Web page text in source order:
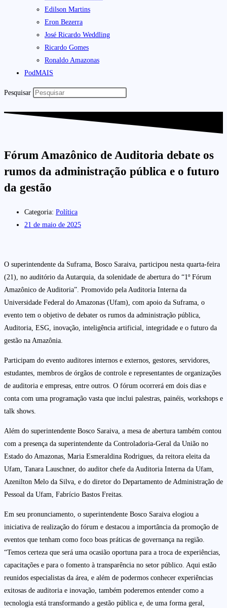
Edilson Martins
Eron Bezerra
José Ricardo Weddling
Ricardo Gomes
Ronaldo Amazonas
PodMAIS
Pesquisar
Fórum Amazônico de Auditoria debate os
rumos da administração pública e o futuro
da gestão
Categoria: Política
21 de maio de 2025
O superintendente da Suframa, Bosco Saraiva, participou nesta quarta-feira
(21), no auditório da Autarquia, da solenidade de abertura do “1º Fórum
Amazônico de Auditoria”. Promovido pela Auditoria Interna da
Universidade Federal do Amazonas (Ufam), com apoio da Suframa, o
evento tem o objetivo de debater os rumos da administração pública,
Auditoria, ESG, inovação, inteligência artificial, integridade e o futuro da
gestão na Amazônia.
Participam do evento auditores internos e externos, gestores, servidores,
estudantes, membros de órgãos de controle e representantes de organizações
de auditoria e empresas, entre outros. O fórum ocorrerá em dois dias e
conta com uma programação vasta que inclui palestras, painéis, workshops e
talk shows.
Além do superintendente Bosco Saraiva, a mesa de abertura também contou
com a presença da superintendente da Controladoria-Geral da União no
Estado do Amazonas, Maria Esmeraldina Rodrigues, da reitora eleita da
Ufam, Tanara Lauschner, do auditor chefe da Auditoria Interna da Ufam,
Azenilton Melo da Silva, e do diretor do Departamento de Administração de
Pessoal da Ufam, Fabrício Bastos Freitas.
Em seu pronunciamento, o superintendente Bosco Saraiva elogiou a
iniciativa de realização do fórum e destacou a importância da promoção de
eventos que tenham como foco boas práticas de governança na região.
“Temos certeza que será uma ocasião oportuna para a troca de experiências,
capacitações e para o fomento à transparência no setor público. Aqui estão
reunidos especialistas da área, e além de podermos conhecer experiências
exitosas de auditoria e inovação, também poderemos entender como a
tecnologia está transformando a gestão pública e, de uma forma geral,